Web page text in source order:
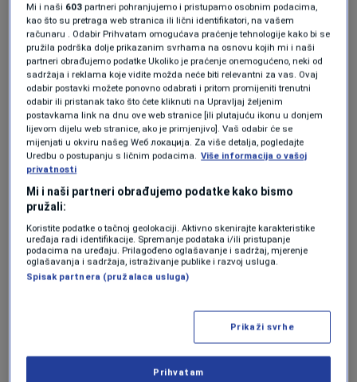
u rudniku vrijednom 150 milijardi
dolara
EKONOMIJA|15. maj.
Na štetu SAD-a
Zbog poplava, pa čak i neznatnog pomjeranja
tla. I svaki put kada bi ova rijeka promijenila
smjer, granica se tiho mijenjala, na štetu SAD-
Jednog jutra, dijelovi američke zemlje iznenada
su se našli na drugoj strani.
Polja, pa čak i kuće, sada tehnički pripadaju
nekome drugom. U početku su SAD pokušavale
to popraviti. Ali s vremenom se linija samo
Mi i naši 603 partneri pohranjujemo i pristupamo osobnim podacima,
kao što su pretraga web stranica ili lični identifikatori, na vašem
računaru . Odabir Prihvatam omogućava praćenje tehnologije kako bi se
pružila podrška dolje prikazanim svrhama na osnovu kojih mi i naši
partneri obrađujemo podatke Ukoliko je praćenje onemogućeno, neki od
sadržaja i reklama koje vidite možda neće biti relevantni za vas. Ovaj
odabir postavki možete ponovno odabrati i pritom promijeniti trenutni
odabir ili pristanak tako što ćete kliknuti na Upravljaj željenim
postavkama link na dnu ove web stranice [ili plutajuću ikonu u donjem
lijevom dijelu web stranice, ako je primjenjivo]. Vaš odabir će se
mijenjati u okviru našeg Wеб локација. Za više detalja, pogledajte
Uredbu o postupanju s ličnim podacima. Više informacija o vašoj
privatnosti
Mi i naši partneri obrađujemo podatke kako bismo
pružali:
Koristite podatke o tačnoj geolokaciji. Aktivno skenirajte karakteristike
uređaja radi identifikacije. Spremanje podataka i/ili pristupanje
podacima na uređaju. Prilagođeno oglašavanje i sadržaj, mjerenje
oglašavanja i sadržaja, istraživanje publike i razvoj usluga.
Spisak partnera (pružalaca usluga)
Prikaži svrhe
Prihvatam